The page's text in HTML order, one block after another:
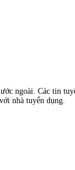
ngoài. Các tin
nhà tuyển dụng.